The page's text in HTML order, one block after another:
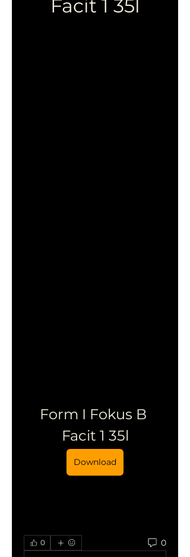
Facit 1 35l
Form I Fokus B
Facit 1 35l
Download
0 0